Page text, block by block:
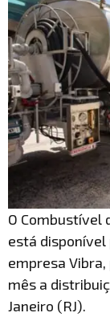
O Combustível
está disponível
empresa
mês a
Janeiro (RJ).